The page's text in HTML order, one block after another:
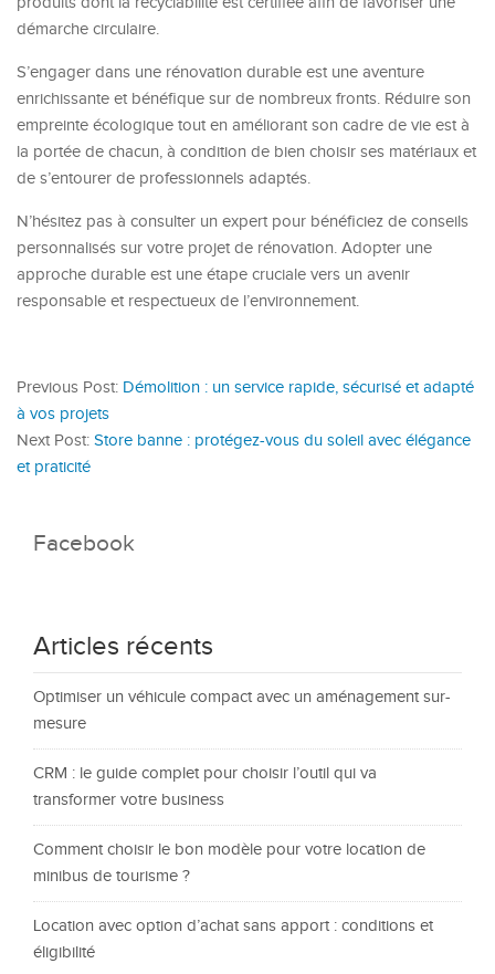
démarche circulaire.
S’engager dans une rénovation durable est une aventure
enrichissante et bénéfique sur de nombreux fronts. Réduire son
empreinte écologique tout en améliorant son cadre de vie est à
la portée de chacun, à condition de bien choisir ses matériaux et
de s’entourer de professionnels adaptés.
N’hésitez pas à consulter un expert pour bénéficiez de conseils
personnalisés sur votre projet de rénovation. Adopter une
approche durable est une étape cruciale vers un avenir
responsable et respectueux de l’environnement.
Previous Post: Démolition : un service rapide, sécurisé et adapté
à vos projets
Next Post: Store banne : protégez-vous du soleil avec élégance
et praticité
Facebook
Articles récents
Optimiser un véhicule compact avec un aménagement sur-
mesure
CRM : le guide complet pour choisir l’outil qui va
transformer votre business
Comment choisir le bon modèle pour votre location de
minibus de tourisme ?
Location avec option d’achat sans apport : conditions et
éligibilité